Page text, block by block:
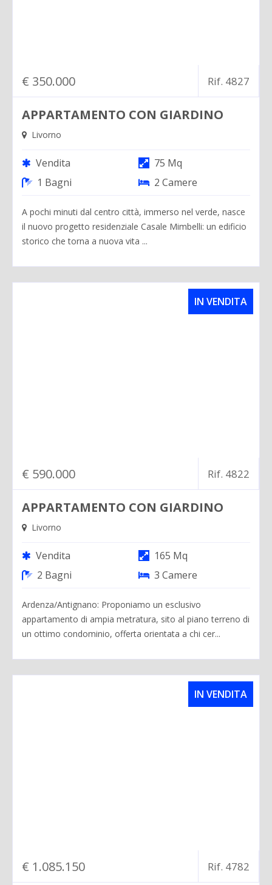
€ 350.000 Rif. 4827
APPARTAMENTO CON GIARDINO
Livorno
Vendita
75 Mq
1 Bagni
2 Camere
A pochi minuti dal centro città, immerso nel verde, nasce
il nuovo progetto residenziale Casale Mimbelli: un edificio
storico che torna a nuova vita ...
IN VENDITA
€ 590.000 Rif. 4822
APPARTAMENTO CON GIARDINO
Livorno
Vendita
165 Mq
2 Bagni
3 Camere
Ardenza/Antignano: Proponiamo un esclusivo
appartamento di ampia metratura, sito al piano terreno di
un ottimo condominio, offerta orientata a chi cer...
IN VENDITA
€ 1.085.150 Rif. 4782